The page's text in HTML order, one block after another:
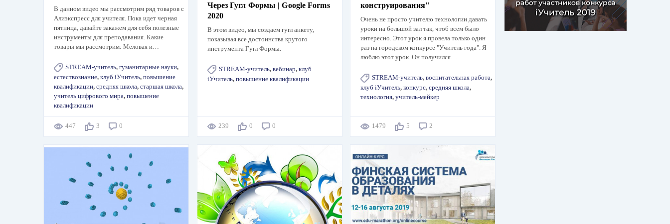
В данном видео мы рассмотрим ряд товаров с
Алиэкспресс для учителя. Пока идет черная
пятница, давайте закажем для себя полезные
инструменты для преподавания. Какие
товары мы рассмотрим: Меловая и…
STREAM-учитель, гуманитарные науки,
естествознание, клуб iУчитель, повышение
квалификации, средняя школа, старшая школа,
учитель цифрового мира, повышение
квалификации
447 3 0
Через Гугл Формы | Google Forms
2020
В этом видео, мы создаем гугл анкету,
показывая все достоинства крутого
инструмента Гугл Формы.
STREAM-учитель, вебинар, клуб
iУчитель, повышение квалификации
239 0 0
конструирования"
Очень не просто учителю технологии давать
уроки на большой зал так, чтоб всем было
интересно. Этот урок я провела только один
раз на городском конкурсе "Учитель года". Я
люблю этот урок. Он получился…
STREAM-учитель,воспитательная работа,
клуб iУчитель,конкурс,средняя школа,
технология,учитель-мейкер
1479 5 2